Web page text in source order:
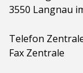
3550 Langnau
Telefon
Fax Zentrale